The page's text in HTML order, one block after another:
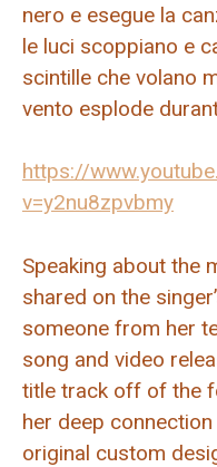
nero e esegue la
le luci scoppiano e
scintille che volano
vento esplode
https://
v=y2nu8zpvbmy
Speaking about the
shared on the
someone from her
song and video
title track off of the
her deep
original custom